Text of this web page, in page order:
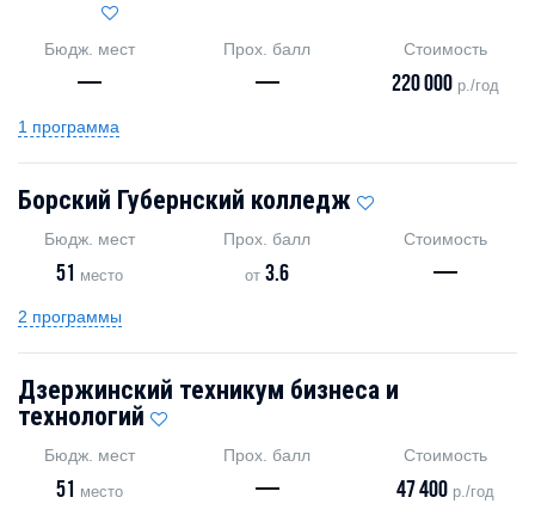
Бюдж. мест
—
Прох. балл
—
Стоимость
220 000 р./год
1 программа
Борский Губернский колледж
Бюдж. мест
51 место
Прох. балл
от3.6
Стоимость
—
2 программы
Дзержинский техникум бизнеса и
технологий
Бюдж. мест
51 место
Прох. балл
—
Стоимость
47 400 р./год